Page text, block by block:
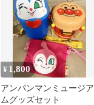
¥ 1,800
アンパンマンミュージア
ムグッズセット